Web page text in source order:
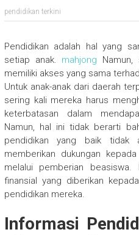
pendidikan terkini
Pendidikan adalah hal yang
setiap anak. mahjong Namun,
memiliki akses yang sama
Untuk anak-anak dari daerah
sering kali mereka harus
keterbatasan dalam
Namun, hal ini tidak berarti
pendidikan yang baik
memberikan dukungan
melalui pemberian beasiswa.
finansial yang diberikan
pendidikan mereka.
Informasi